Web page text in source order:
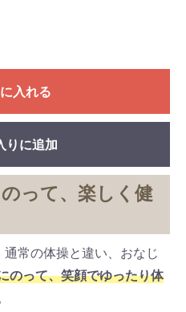
入れる
りに追加
って、楽しく健
通常の体操と違い、おなじ
のって、笑顔でゆったり体